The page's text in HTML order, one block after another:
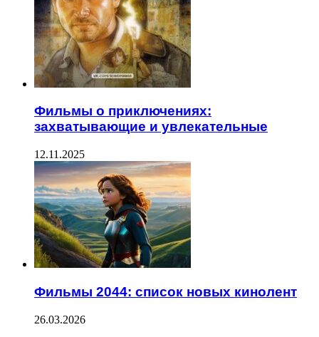
Фильмы о приключениях:
захватывающие и увлекательные
12.11.2025
Фильмы 2044: список новых кинолент
26.03.2026